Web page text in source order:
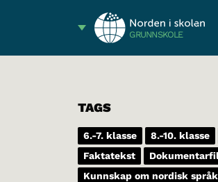
GRUNNSKOLE
TAGS
6.-7. klasse 8.-10. klasse
Faktatekst
Kunnskap om nordisk språk